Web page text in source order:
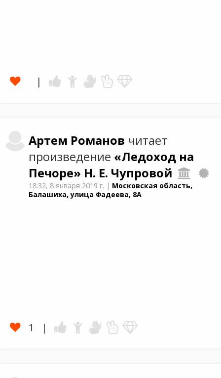
Артем Романов читает
произведение «Ледоход на
Печоре» Н. Е. Чупровой
18:32, 8 января 2019 г. | Московская область,
Балашиха, улица Фадеева, 8А
1